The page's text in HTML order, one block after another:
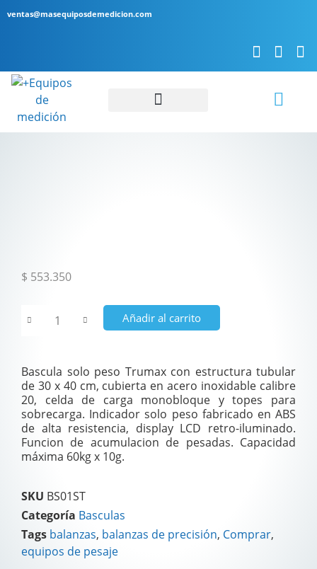
ventas@masequiposdemedicion.com
$ 553.350
Añadir al carrito
Bascula solo peso Trumax con estructura tubular
de 30 x 40 cm, cubierta en acero inoxidable calibre
20, celda de carga monobloque y topes para
sobrecarga. Indicador solo peso fabricado en ABS
de alta resistencia, display LCD retro-iluminado.
Funcion de acumulacion de pesadas. Capacidad
máxima 60kg x 10g.
SKU BS01ST
Categoría Basculas
Tags balanzas, balanzas de precisión, Comprar,
equipos de pesaje